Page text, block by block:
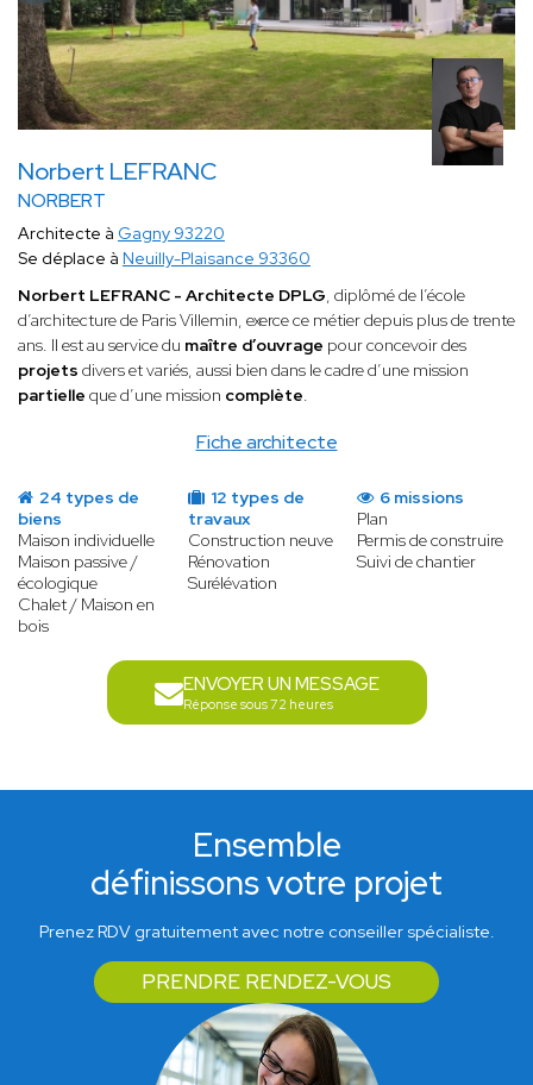
Norbert LEFRANC
NORBERT
Fiche architecte
Architecte à Gagny 93220
Se déplace à Neuilly-Plaisance 93360
Norbert LEFRANC - Architecte DPLG, diplômé de l’école
d’architecture de Paris Villemin, exerce ce métier depuis plus de trente
ans. Il est au service du maître d’ouvrage pour concevoir des
projets divers et variés, aussi bien dans le cadre d’une mission
partielle que d’une mission complète.
24 types de
biens
Maison individuelle
Maison passive /
écologique
Chalet / Maison en
bois
12 types de
travaux
Construction neuve
Rénovation
Surélévation
6 missions
Plan
Permis de construire
Suivi de chantier
ENVOYER UN MESSAGE
Réponse sous 72 heures
Ensemble
définissons votre projet
Prenez RDV gratuitement avec notre conseiller spécialiste.
PRENDRE RENDEZ-VOUS